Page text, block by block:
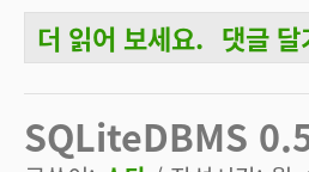
PostgreSQL 8.2 Enters Beta에 대해서
더 읽어 보세요. 댓글 달
SQLiteDBMS